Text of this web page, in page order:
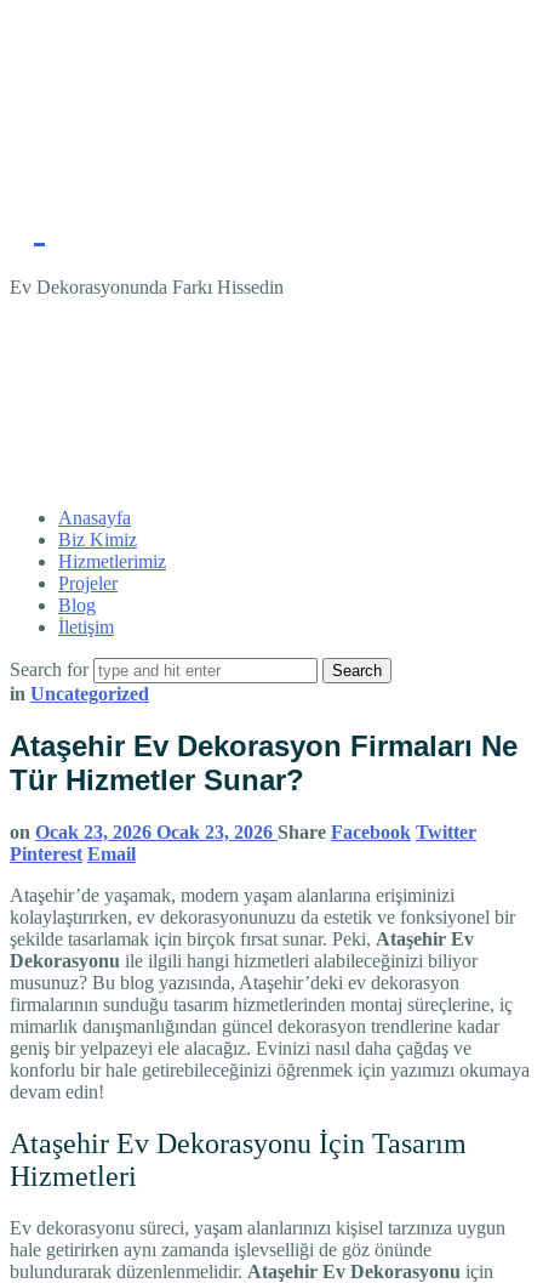
Ev Dekorasyonunda Farkı Hissedin
Anasayfa
Biz Kimiz
Hizmetlerimiz
Projeler
Blog
İletişim
Search for
in Uncategorized
Ataşehir Ev Dekorasyon Firmaları Ne
Tür Hizmetler Sunar?
on Ocak 23, 2026 Ocak 23, 2026 Share Facebook Twitter
Pinterest Email
Ataşehir’de yaşamak, modern yaşam alanlarına erişiminizi
kolaylaştırırken, ev dekorasyonunuzu da estetik ve fonksiyonel bir
şekilde tasarlamak için birçok fırsat sunar. Peki, Ataşehir Ev
Dekorasyonu ile ilgili hangi hizmetleri alabileceğinizi biliyor
musunuz? Bu blog yazısında, Ataşehir’deki ev dekorasyon
firmalarının sunduğu tasarım hizmetlerinden montaj süreçlerine, iç
mimarlık danışmanlığından güncel dekorasyon trendlerine kadar
geniş bir yelpazeyi ele alacağız. Evinizi nasıl daha çağdaş ve
konforlu bir hale getirebileceğinizi öğrenmek için yazımızı okumaya
devam edin!
Ataşehir Ev Dekorasyonu İçin Tasarım
Hizmetleri
Ev dekorasyonu süreci, yaşam alanlarınızı kişisel tarzınıza uygun
hale getirirken aynı zamanda işlevselliği de göz önünde
bulundurarak düzenlenmelidir. Ataşehir Ev Dekorasyonu için